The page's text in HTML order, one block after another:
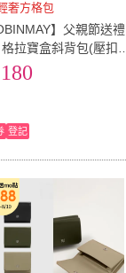
奢方格包
】父親節送禮
拉寶盒斜背包(壓扣封
色任選/女包)
登記